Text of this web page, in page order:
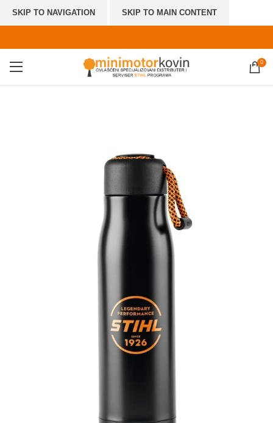
SKIP TO NAVIGATION SKIP TO MAIN CONTENT
0